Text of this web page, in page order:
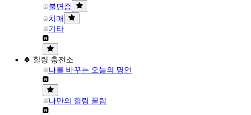
불면증
치매
기타
🍀 힐링 충전소
나를 바꾸는 오늘의 명언
나만의 힐링 꿀팁